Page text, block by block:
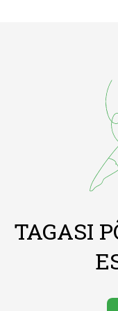
TAGASI